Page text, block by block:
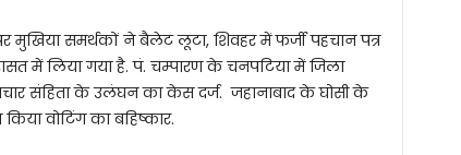
समर्थकों ने बैलेट लूटा, शिवहर में फर्जी पहचान पत्र
में लिया गया है. पं. चम्पारण के चनपटिया में जिला
संहिता के उलंघन का केस दर्ज. जहानाबाद के घोसी के
वोटिंग का बहिष्कार.